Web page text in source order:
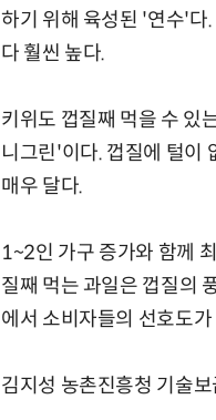
하기 위해 육성된 '연수'다
다 훨씬 높다.
키위도 껍질째 먹을 수 있
니그린'이다. 껍질에 털이
매우 달다.
1~2인 가구 증가와 함께
질째 먹는 과일은 껍질의
에서 소비자들의 선호도
김지성 농촌진흥청 기술